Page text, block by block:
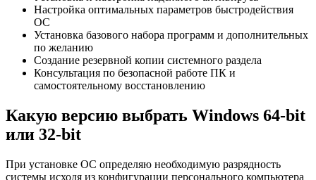
Настройка оптимальных параметров быстродействия
ОС
Установка базового набора программ и дополнительных
по желанию
Создание резервной копии системного раздела
Консультация по безопасной работе ПК и
самостоятельному восстановлению
Какую версию выбрать Windows 64-bit
или 32-bit
При установке ОС определяю необходимую разрядность
системы исходя из конфигурации персонального компьютера